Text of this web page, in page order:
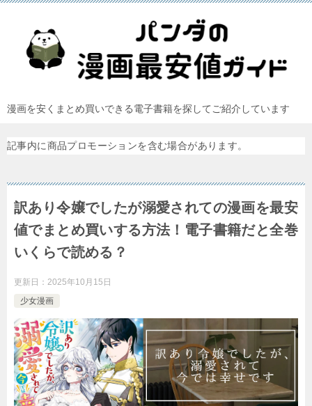
漫画を安くまとめ買いできる電子書籍を探してご紹介しています
記事内に商品プロモーションを含む場合があります。
訳あり令嬢でしたが溺愛されての漫画を最安
値でまとめ買いする方法！電子書籍だと全巻
いくらで読める？
更新日： 2025年10月15日
少女漫画